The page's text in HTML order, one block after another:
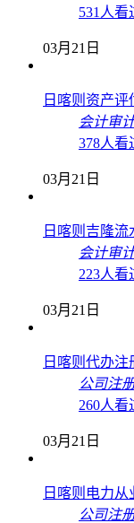
531人看
03月21日
日喀则资产
会计审
378人看
03月21日
日喀则吉隆
会计审
223人看
03月21日
日喀则代办
公司注
260人看
03月21日
日喀则电力
公司注